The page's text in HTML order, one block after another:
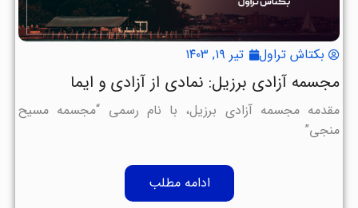
بکتاش تراول تیر ۱۹, ۱۴۰۳
مجسمه آزادی برزیل: نمادی از آزادی و ایما
مقدمه مجسمه آزادی برزیل، با نام رسمی “مجسمه مسیح
منجی”
ادامه مطلب